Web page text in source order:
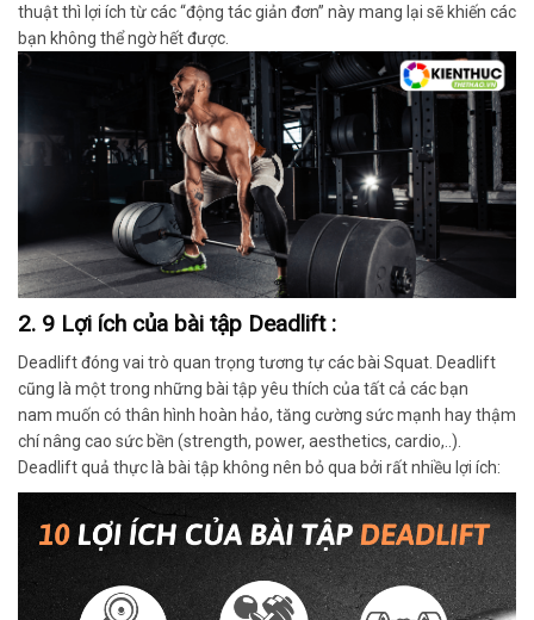
thuật thì lợi ích từ các “động tác giản đơn” này mang lại sẽ khiến các
bạn không thể ngờ hết được.
2. 9 Lợi ích của bài tập Deadlift :
Deadliftđóng vai trò quan trọng tương tự các bài Squat. Deadlift
cũng là một trong những bài tập yêu thích của tất cả các bạn
nam muốn có thân hình hoàn hảo, tăng cường sức mạnh hay thậm
chí nâng cao sức bền (strength, power, aesthetics, cardio,..).
Deadliftquả thực là bài tập không nên bỏ qua bởi rất nhiều lợi ích: